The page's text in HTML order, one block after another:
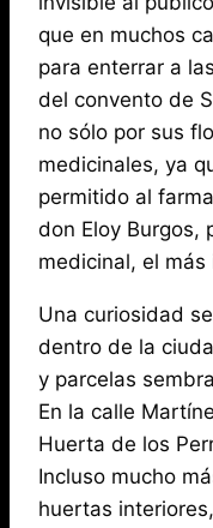
que en muchos
para enterrar a
del convento de
no sólo por sus
medicinales, ya
permitido al
don Eloy Burgos,
medicinal, el
Una curiosidad
dentro de la
y parcelas
En la calle
Huerta de los
Incluso mucho
huertas